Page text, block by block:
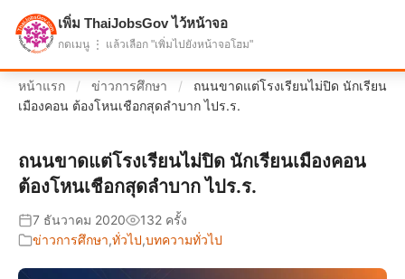
แบ่งปันโอกาส เพื่ออนาคตที่ก้าวหน้า
หน้าแรก / ข่าวการศึกษา /
ถนนขาดแต่โรงเรียนไม่ปิด นักเรียน
เมืองคอน ต้องโหนเชือกสุดลำบาก ไปร.ร.
ถนนขาดแต่โรงเรียนไม่ปิด นักเรียนเมืองคอน
ต้องโหนเชือกสุดลำบาก ไปร.ร.
7 ธันวาคม 2020
132 ครั้ง
ข่าวการศึกษา,ทั่วไป,บทความทั่วไป
เพิ่ม ThaiJobsGov ไว้หน้าจอ
กดเมนู ⋮ แล้วเลือก "เพิ่มไปยังหน้าจอโฮม"